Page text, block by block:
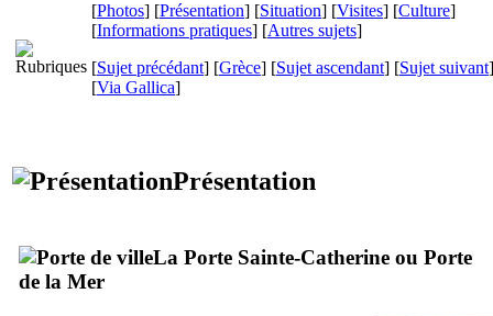
[Photos] [Présentation] [Situation] [Visites] [Culture]
[Informations pratiques] [Autres sujets]
[Sujet précédant] [Grèce] [Sujet ascendant] [Sujet suivant]
[Via Gallica]
Présentation
La Porte Sainte-Catherine ou Porte
de la Mer